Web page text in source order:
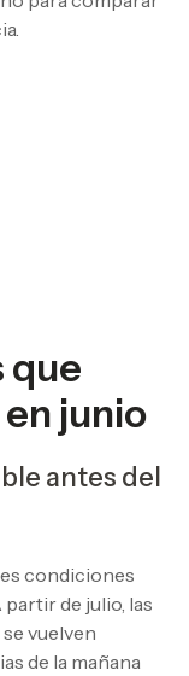
que
junio
antes del
condiciones
partir de julio, las
vuelven
de la mañana